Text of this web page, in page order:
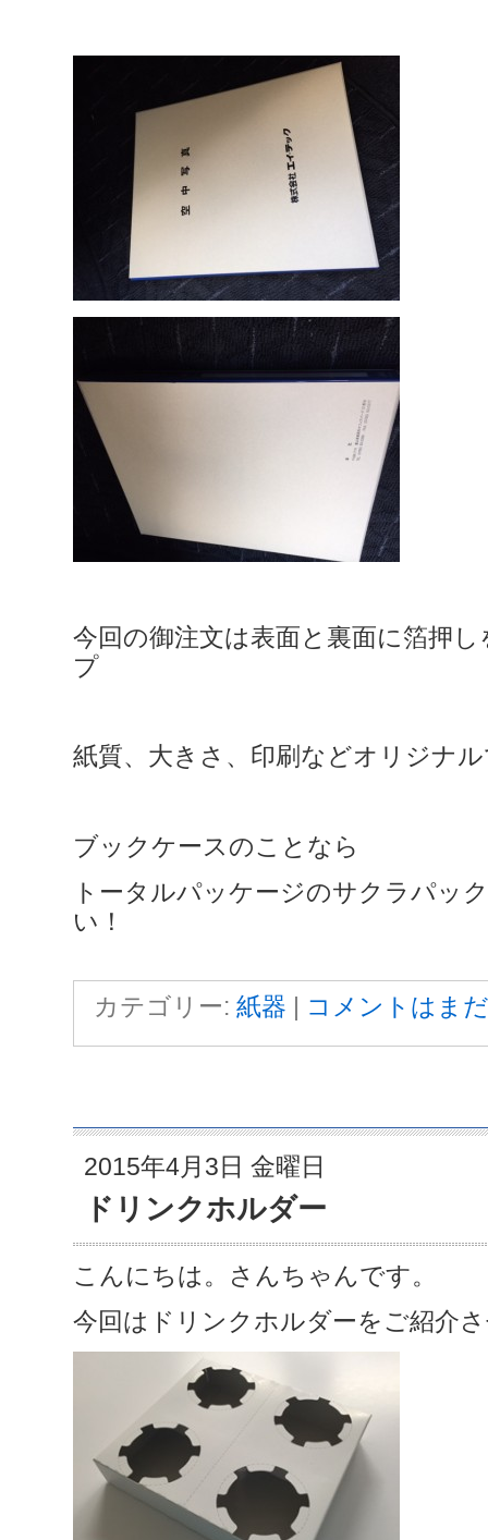
今回の御注文は表面と裏面に箔押
プ
紙質、大きさ、印刷などオリジナ
ブックケースのことなら
トータルパッケージのサクラパッ
い！
カテゴリー: 紙器 | コメントはま
2015年4月3日 金曜日
ドリンクホルダー
こんにちは。さんちゃんです。
今回はドリンクホルダーをご紹介